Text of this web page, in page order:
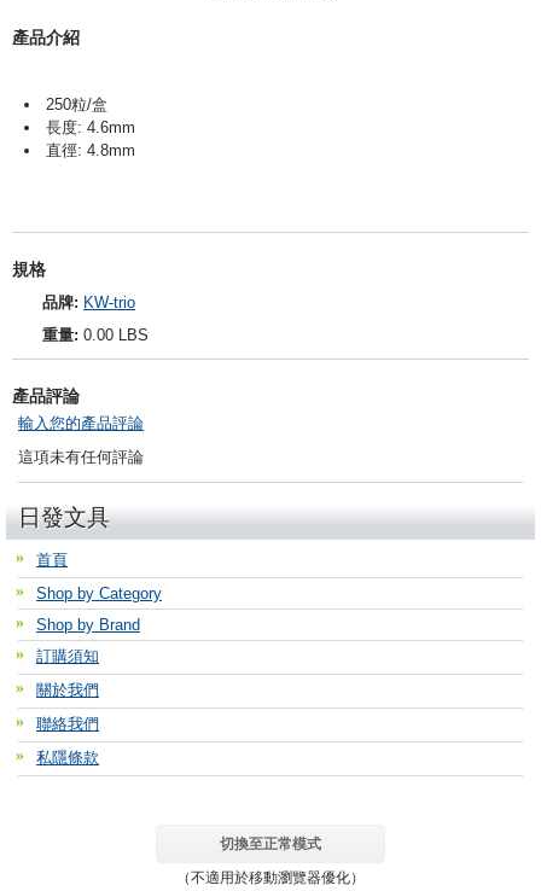
產品介紹
250粒/盒
長度: 4.6mm
直徑: 4.8mm
規格
品牌: KW-trio
重量: 0.00 LBS
產品評論
輸入您的產品評論
這項未有任何評論
日發文具
首頁
Shop by Category
Shop by Brand
訂購須知
關於我們
聯絡我們
私隱條款
切換至正常模式
（不適用於移動瀏覽器優化）